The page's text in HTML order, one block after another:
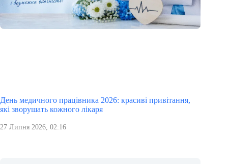
День медичного працівника 2026: красиві привітання,
які зворушать кожного лікаря
27 Липня 2026, 02:16